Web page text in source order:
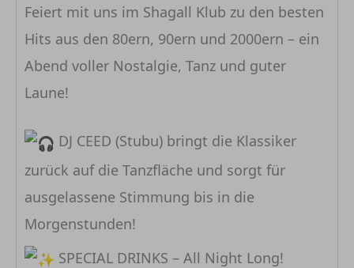
Feiert mit uns im Shagall Klub zu den besten
Hits aus den 80ern, 90ern und 2000ern – ein
Abend voller Nostalgie, Tanz und guter
Laune!
DJ CEED (Stubu) bringt die Klassiker
zurück auf die Tanzfläche und sorgt für
ausgelassene Stimmung bis in die
Morgenstunden!
SPECIAL DRINKS – All Night Long!